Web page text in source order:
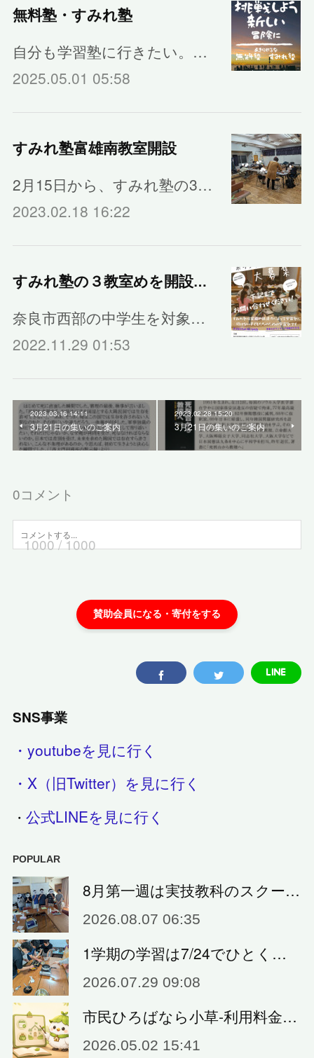
無料塾・すみれ塾
自分も学習塾に行きたい。…
2025.05.01 05:58
すみれ塾富雄南教室開設
2月15日から、すみれ塾の3…
2023.02.18 16:22
すみれ塾の３教室めを開設します！
奈良市西部の中学生を対象…
2022.11.29 01:53
2023.03.16 14:11
3月21日の集いのご案内
2023.02.28 15:20
3月21日の集いのご案内
0コメント
1000/ 1000
SNS事業
・youtubeを見に行く
・X（旧Twitter）を見に行く
・公式LINEを見に行く
POPULAR
8月第一週は実技教科のスクー…
2026.08.07 06:35
1学期の学習は7/24でひとく…
2026.07.29 09:08
市民ひろばなら小草‐利用料金…
2026.05.02 15:41